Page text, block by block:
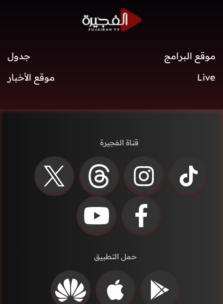
موقع البرامج
جدول
Live
موقع الأخبار
قناة الفجيرة
حمل التطبيق